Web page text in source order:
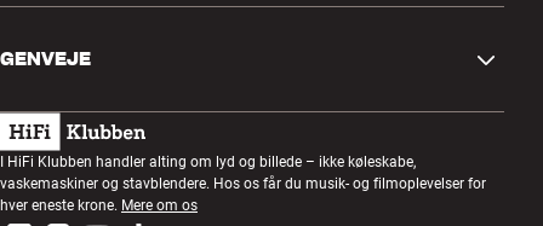
Retur og reklamation
Fortryd ordre
Handelsbetingelser
Privatlivspolitik
Om os
Kundeklub
Lytteaften
Konkurrencer
GENVEJE
Gavekort
Byg med lyd
Montering og installation
I HiFi Klubben handler alting om lyd og billede – ikke køleskabe,
vaskemaskiner og stavblendere. Hos os får du musik- og filmoplevelser for
hver eneste krone. Mere om os